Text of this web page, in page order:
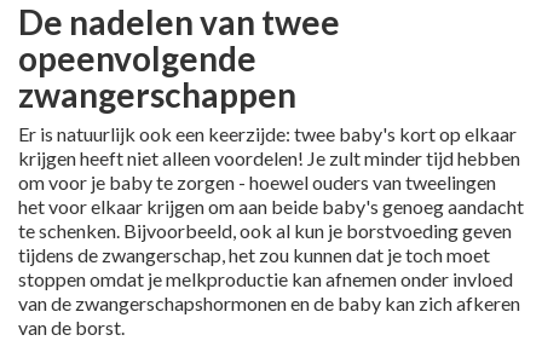
De nadelen van twee
opeenvolgende
zwangerschappen
Er is natuurlijk ook een keerzijde: twee baby's kort op elkaar
krijgen heeft niet alleen voordelen! Je zult minder tijd hebben
om voor je baby te zorgen - hoewel ouders van tweelingen
het voor elkaar krijgen om aan beide baby's genoeg aandacht
te schenken. Bijvoorbeeld, ook al kun je borstvoeding geven
tijdens de zwangerschap, het zou kunnen dat je toch moet
stoppen omdat je melkproductie kan afnemen onder invloed
van de zwangerschapshormonen en de baby kan zich afkeren
van de borst.